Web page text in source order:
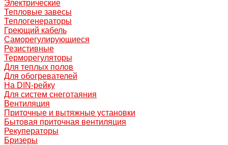
Электрические
Тепловые завесы
Теплогенераторы
Греющий кабель
Саморегулирующиеся
Резистивные
Терморегуляторы
Для теплых полов
Для обогревателей
На DIN-рейку
Для систем снеготаяния
Вентиляция
Приточные и вытяжные установки
Бытовая приточная вентиляция
Рекуператоры
Бризеры